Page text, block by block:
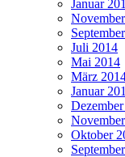
Januar
Juli 2014
Mai 2014
März
Januar
Oktober